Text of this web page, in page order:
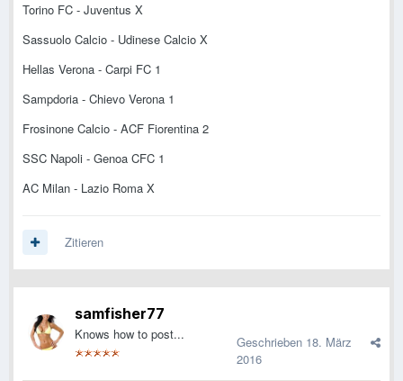
Torino FC - Juventus X
Sassuolo Calcio - Udinese Calcio X
Hellas Verona - Carpi FC 1
Sampdoria - Chievo Verona 1
Frosinone Calcio - ACF Fiorentina 2
SSC Napoli - Genoa CFC 1
AC Milan - Lazio Roma X
Zitieren
samfisher77
Knows how to post... Geschrieben 18. März
2016